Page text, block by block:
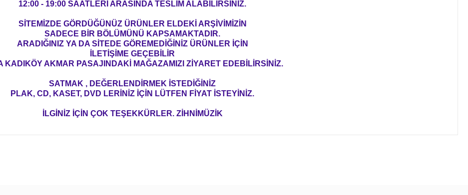
12:00 - 19:00 SAATLERİ ARASINDA TESLİM ALABİLİRSİNİZ.
SİTEMİZDE GÖRDÜĞÜNÜZ ÜRÜNLER ELDEKİ ARŞİVİMİZİN
SADECE BİR BÖLÜMÜNÜ KAPSAMAKTADIR.
ARADIĞINIZ YA DA SİTEDE GÖREMEDİĞİNİZ ÜRÜNLER İÇİN
İLETİŞİME GEÇEBİLİR
KADIKÖY AKMAR PASAJINDAKİ MAĞAZAMIZI ZİYARET EDEBİLİRSİNİZ.
SATMAK , DEĞERLENDİRMEK İSTEDİĞİNİZ
PLAK, CD, KASET, DVD LERİNİZ İÇİN LÜTFEN FİYAT İSTEYİNİZ.
İLGİNİZ İÇİN ÇOK TEŞEKKÜRLER. ZİHNİMÜZİK